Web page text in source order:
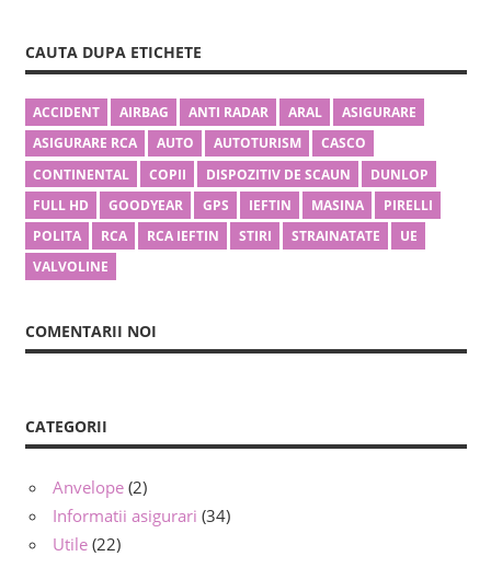
CAUTA DUPA ETICHETE
ACCIDENT AIRBAG ANTI RADAR ARAL
ASIGURARE
ASIGURARE RCA
AUTO AUTOTURISM
CASCO
CONTINENTAL
COPII DISPOZITIV DE SCAUN
DUNLOP
FULL HD
GOODYEAR GPS IEFTIN MASINA
PIRELLI
POLITA
RCA RCA IEFTIN STIRI STRAINATATE
UE
VALVOLINE
COMENTARII NOI
CATEGORII
Anvelope (2)
Informatii asigurari (34)
Utile (22)